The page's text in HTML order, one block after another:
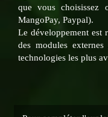
que vous choisissez
MangoPay, Paypal).
Le développement est
des modules
technologies les plus